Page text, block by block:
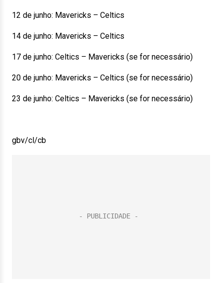
12 de junho: Mavericks – Celtics
14 de junho: Mavericks – Celtics
17 de junho: Celtics – Mavericks (se for necessário)
20 de junho: Mavericks – Celtics (se for necessário)
23 de junho: Celtics – Mavericks (se for necessário)
gbv/cl/cb